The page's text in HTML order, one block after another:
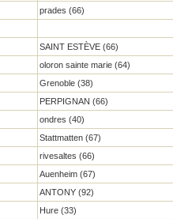
prades (66)
SAINT ESTÈVE (66)
oloron sainte marie (64)
Grenoble (38)
PERPIGNAN (66)
ondres (40)
Stattmatten (67)
rivesaltes (66)
Auenheim (67)
ANTONY (92)
Hure (33)